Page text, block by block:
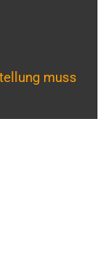
muss